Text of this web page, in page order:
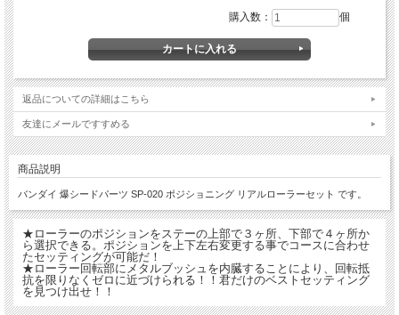
購入数： 個
返品についての詳細はこちら
友達にメールですすめる
商品説明
バンダイ 爆シードパーツ SP-020 ポジショニング リアルローラーセット です。
★ローラーのポジションをステーの上部で３ヶ所、下部で４ヶ所か
ら選択できる。ポジションを上下左右変更する事でコースに合わせ
たセッティングが可能だ！
★ローラー回転部にメタルブッシュを内臓することにより、回転抵
抗を限りなくゼロに近づけられる！！君だけのベストセッティング
を見つけ出せ！！